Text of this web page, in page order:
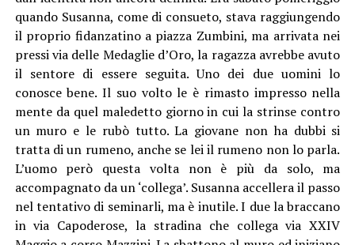
quando Susanna, come di consueto, stava raggiungendo
il proprio fidanzatino a piazza Zumbini, ma arrivata nei
pressi via delle Medaglie d’Oro, la ragazza avrebbe avuto
il sentore di essere seguita. Uno dei due uomini lo
conosce bene. Il suo volto le è rimasto impresso nella
mente da quel maledetto giorno in cui la strinse contro
un muro e le rubò tutto. La giovane non ha dubbi si
tratta di un rumeno, anche se lei il rumeno non lo parla.
L’uomo però questa volta non è più da solo, ma
accompagnato da un ‘collega’. Susanna accellera il passo
nel tentativo di seminarli, ma è inutile. I due la braccano
in via Capoderose, la stradina che collega via XXIV